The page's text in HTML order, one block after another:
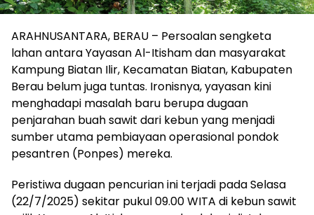
ARAHNUSANTARA, BERAU – Persoalan sengketa
lahan antara Yayasan Al-Itisham dan masyarakat
Kampung Biatan Ilir, Kecamatan Biatan, Kabupaten
Berau belum juga tuntas. Ironisnya, yayasan kini
menghadapi masalah baru berupa dugaan
penjarahan buah sawit dari kebun yang menjadi
sumber utama pembiayaan operasional pondok
pesantren (Ponpes) mereka.
Peristiwa dugaan pencurian ini terjadi pada Selasa
(22/7/2025) sekitar pukul 09.00 WITA di kebun sawit